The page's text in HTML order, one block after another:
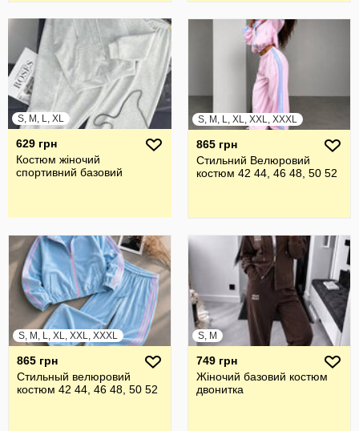
S, M, L, XL
629 грн
Костюм жіночий
спортивний базовий
S, M, L, XL, XXL, XXXL
865 грн
Стильний Велюровий
костюм 42 44, 46 48, 50 52
S, M, L, XL, XXL, XXXL
865 грн
Стильный велюровий
костюм 42 44, 46 48, 50 52
S, M
749 грн
Жіночий базовий костюм
двонитка